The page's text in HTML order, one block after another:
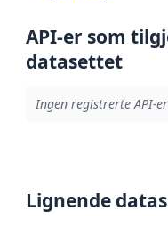
API-er som
datasettet
Ingen registrerte API-
Lignende